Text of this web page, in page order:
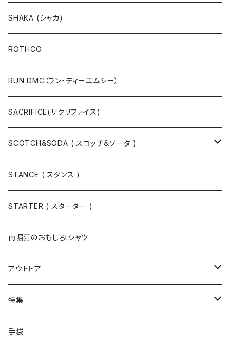
長袖Tシャツ
キャップ
ニットキャップ / ビーニー
ベルト / サスペンダー
帽子
ニットキャップ / ビーニー
キャップ
マフラー / ストール
シューズ
ニット
スウェット
Tシャツ / カットソー
半袖
長袖
手袋
ソックス
Tシャツ・カットソー
ジャケット
SHAKA (シャカ)
ROTHCO
RUN DMC（ラン・ディーエムシー）
SACRIFICE(サクリファイス)
SCOTCH&SODA ( スコッチ＆ソーダ )
トップス
ボトムス
アウター
STANCE ( スタンス )
STARTER ( スターター )
南堀江のおもしろtシャツ
アウトドア
寝具・寝袋・ブランケット
食器・調理器具
特集
メール便送料無料★オリジナルT
手袋